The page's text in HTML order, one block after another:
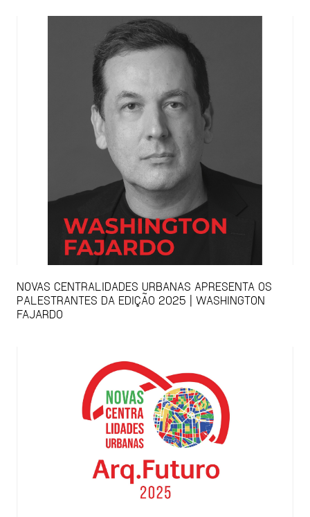
NOVAS CENTRALIDADES URBANAS APRESENTA OS
PALESTRANTES DA EDIÇÃO 2025 | WASHINGTON
FAJARDO